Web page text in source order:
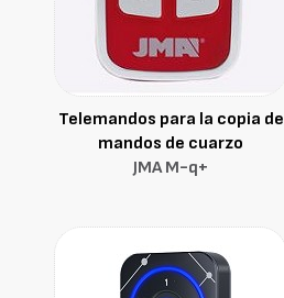
Telemandos para la copia de
mandos de cuarzo
JMA M-q+